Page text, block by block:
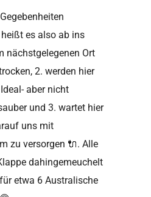
heißt es also ab ins
nächstgelegenen Ort
2. werden hier
aber nicht
und 3. wartet hier
uns mit
zu versorgen 🔌. Alle
dahingemeuchelt
etwa 6 Australische